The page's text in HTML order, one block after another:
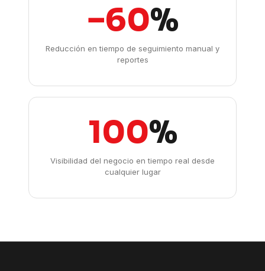
−60%
Reducción en tiempo de seguimiento manual y
reportes
100%
Visibilidad del negocio en tiempo real desde
cualquier lugar